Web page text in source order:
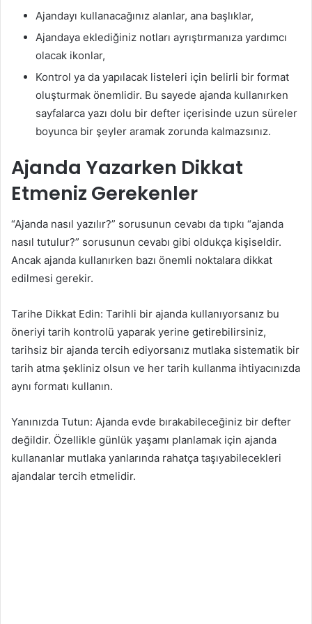
Ajandayı kullanacağınız alanlar, ana başlıklar,
Ajandaya eklediğiniz notları ayrıştırmanıza yardımcı
olacak ikonlar,
Kontrol ya da yapılacak listeleri için belirli bir format
oluşturmak önemlidir. Bu sayede ajanda kullanırken
sayfalarca yazı dolu bir defter içerisinde uzun süreler
boyunca bir şeyler aramak zorunda kalmazsınız.
Ajanda Yazarken Dikkat
Etmeniz Gerekenler
“Ajanda nasıl yazılır?” sorusunun cevabı da tıpkı “ajanda
nasıl tutulur?” sorusunun cevabı gibi oldukça kişiseldir.
Ancak ajanda kullanırken bazı önemli noktalara dikkat
edilmesi gerekir.
Tarihe Dikkat Edin: Tarihli bir ajanda kullanıyorsanız bu
öneriyi tarih kontrolü yaparak yerine getirebilirsiniz,
tarihsiz bir ajanda tercih ediyorsanız mutlaka sistematik bir
tarih atma şekliniz olsun ve her tarih kullanma ihtiyacınızda
aynı formatı kullanın.
Yanınızda Tutun: Ajanda evde bırakabileceğiniz bir defter
değildir. Özellikle günlük yaşamı planlamak için ajanda
kullananlar mutlaka yanlarında rahatça taşıyabilecekleri
ajandalar tercih etmelidir.